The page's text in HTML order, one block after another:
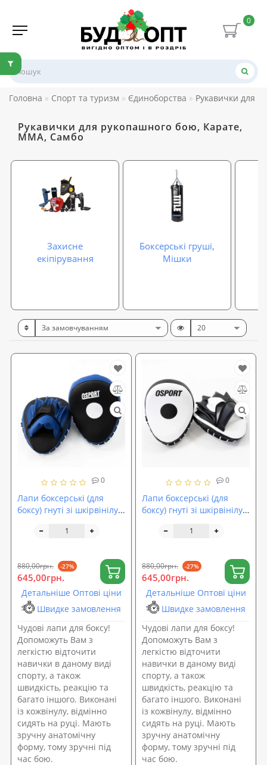
0
Головна Спорт та туризм Єдиноборства Рукавички для
Рукавички для рукопашного бою, Карате,
ММА, Самбо
Захисне
екіпірування
Боксерські груші,
Мішки
0
Лапи боксерські (для
боксу) гнуті зі шкірвінілу
880,00грн. -27%
645,00грн.
Детальніше Оптові ціни
Швидке замовлення
Чудові лапи для боксу!
Допоможуть Вам з
легкістю відточити
навички в даному виді
спорту, а також
швидкість, реакцію та
багато іншого. Виконані
із кожвінулу, відмінно
сидять на руці. Мають
зручну анатомічну
форму, тому зручні під
час бою.
0
Лапи боксерські (для
боксу) гнуті зі шкірвінілу
880,00грн. -27%
645,00грн.
Детальніше Оптові ціни
Швидке замовлення
Чудові лапи для боксу!
Допоможуть Вам з
легкістю відточити
навички в даному виді
спорту, а також
швидкість, реакцію та
багато іншого. Виконані
із кожвінулу, відмінно
сидять на руці. Мають
зручну анатомічну
форму, тому зручні під
час бою.